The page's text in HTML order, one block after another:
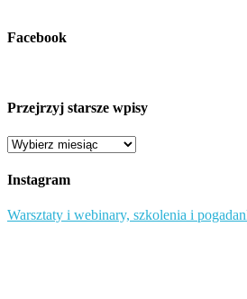
Facebook
Przejrzyj starsze wpisy
Przejrzyj
wpisy
Instagram
Warsztaty i webinary, szkolenia i